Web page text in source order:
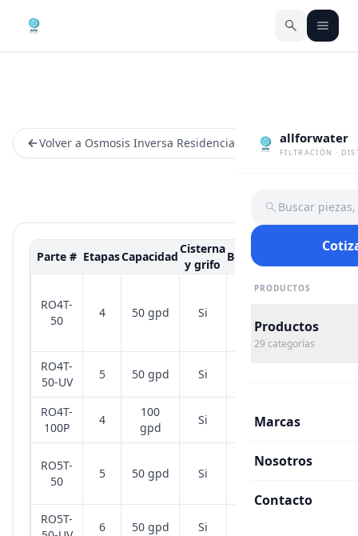
allforwater
FILTRACIÓN ·
Buscar
PRODUCTOS
Productos
29 categorías
Marcas
Nosotros
Contacto
Volver a Osmosis Inversa Residencial
Parte # EtapasCapacidad
Cisterna
y grifo
Bomba
RO4T-
50
4 50 gpd Si
80 o 100
también
disponibles
RO4T-
50-UV
5 50 gpd Si
RO4T-
100P
4
100
gpd
Si
RO5T-
50
5 50 gpd Si
80 gpd
RO5T-
6 50 gpd Si